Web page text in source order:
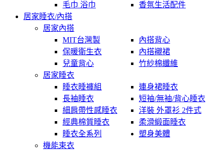
毛巾 浴巾
香氛生活配件
居家睡衣/內搭
居家內搭
MIT台灣製
內搭背心
保暖衛生衣
內搭襯裙
兒童背心
竹紗棉纖維
居家睡衣
睡衣睡褲組
連身裙睡衣
長袖睡衣
短袖/無袖/背心睡衣
細肩帶性感睡衣
洋裝 外罩衫 2件式
經典棉質睡衣
柔滑緞面睡衣
睡衣全系列
塑身美體
機能束衣